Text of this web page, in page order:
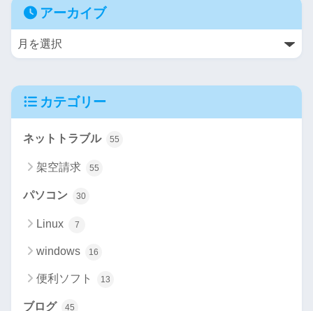
アーカイブ
カテゴリー
ネットトラブル 55
架空請求 55
パソコン 30
Linux 7
windows 16
便利ソフト 13
ブログ 45